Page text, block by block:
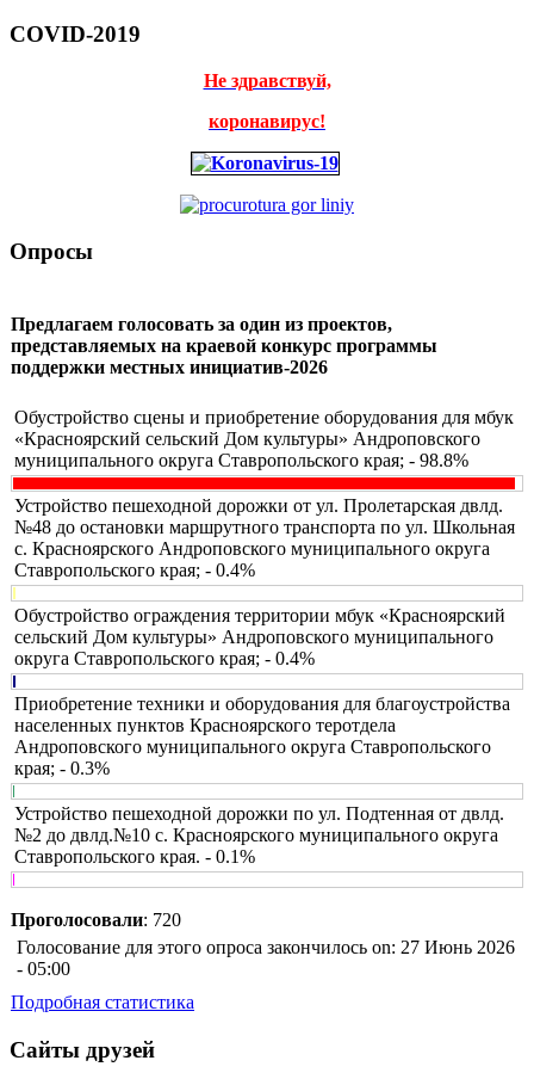
COVID-2019
Не здравствуй,
коронавирус!
Опросы
Предлагаем голосовать за один из проектов,
представляемых на краевой конкурс программы
поддержки местных инициатив-2026
Обустройство сцены и приобретение оборудования для мбук
«Красноярский сельский Дом культуры» Андроповского
муниципального округа Ставропольского края; - 98.8%
Устройство пешеходной дорожки от ул. Пролетарская двлд.
№48 до остановки маршрутного транспорта по ул. Школьная
с. Красноярского Андроповского муниципального округа
Ставропольского края; - 0.4%
Обустройство ограждения территории мбук «Красноярский
сельский Дом культуры» Андроповского муниципального
округа Ставропольского края; - 0.4%
Приобретение техники и оборудования для благоустройства
населенных пунктов Красноярского теротдела
Андроповского муниципального округа Ставропольского
края; - 0.3%
Устройство пешеходной дорожки по ул. Подтенная от двлд.
№2 до двлд.№10 с. Красноярского муниципального округа
Ставропольского края. - 0.1%
Проголосовали: 720
Голосование для этого опроса закончилось on: 27 Июнь 2026
- 05:00
Подробная статистика
Сайты друзей